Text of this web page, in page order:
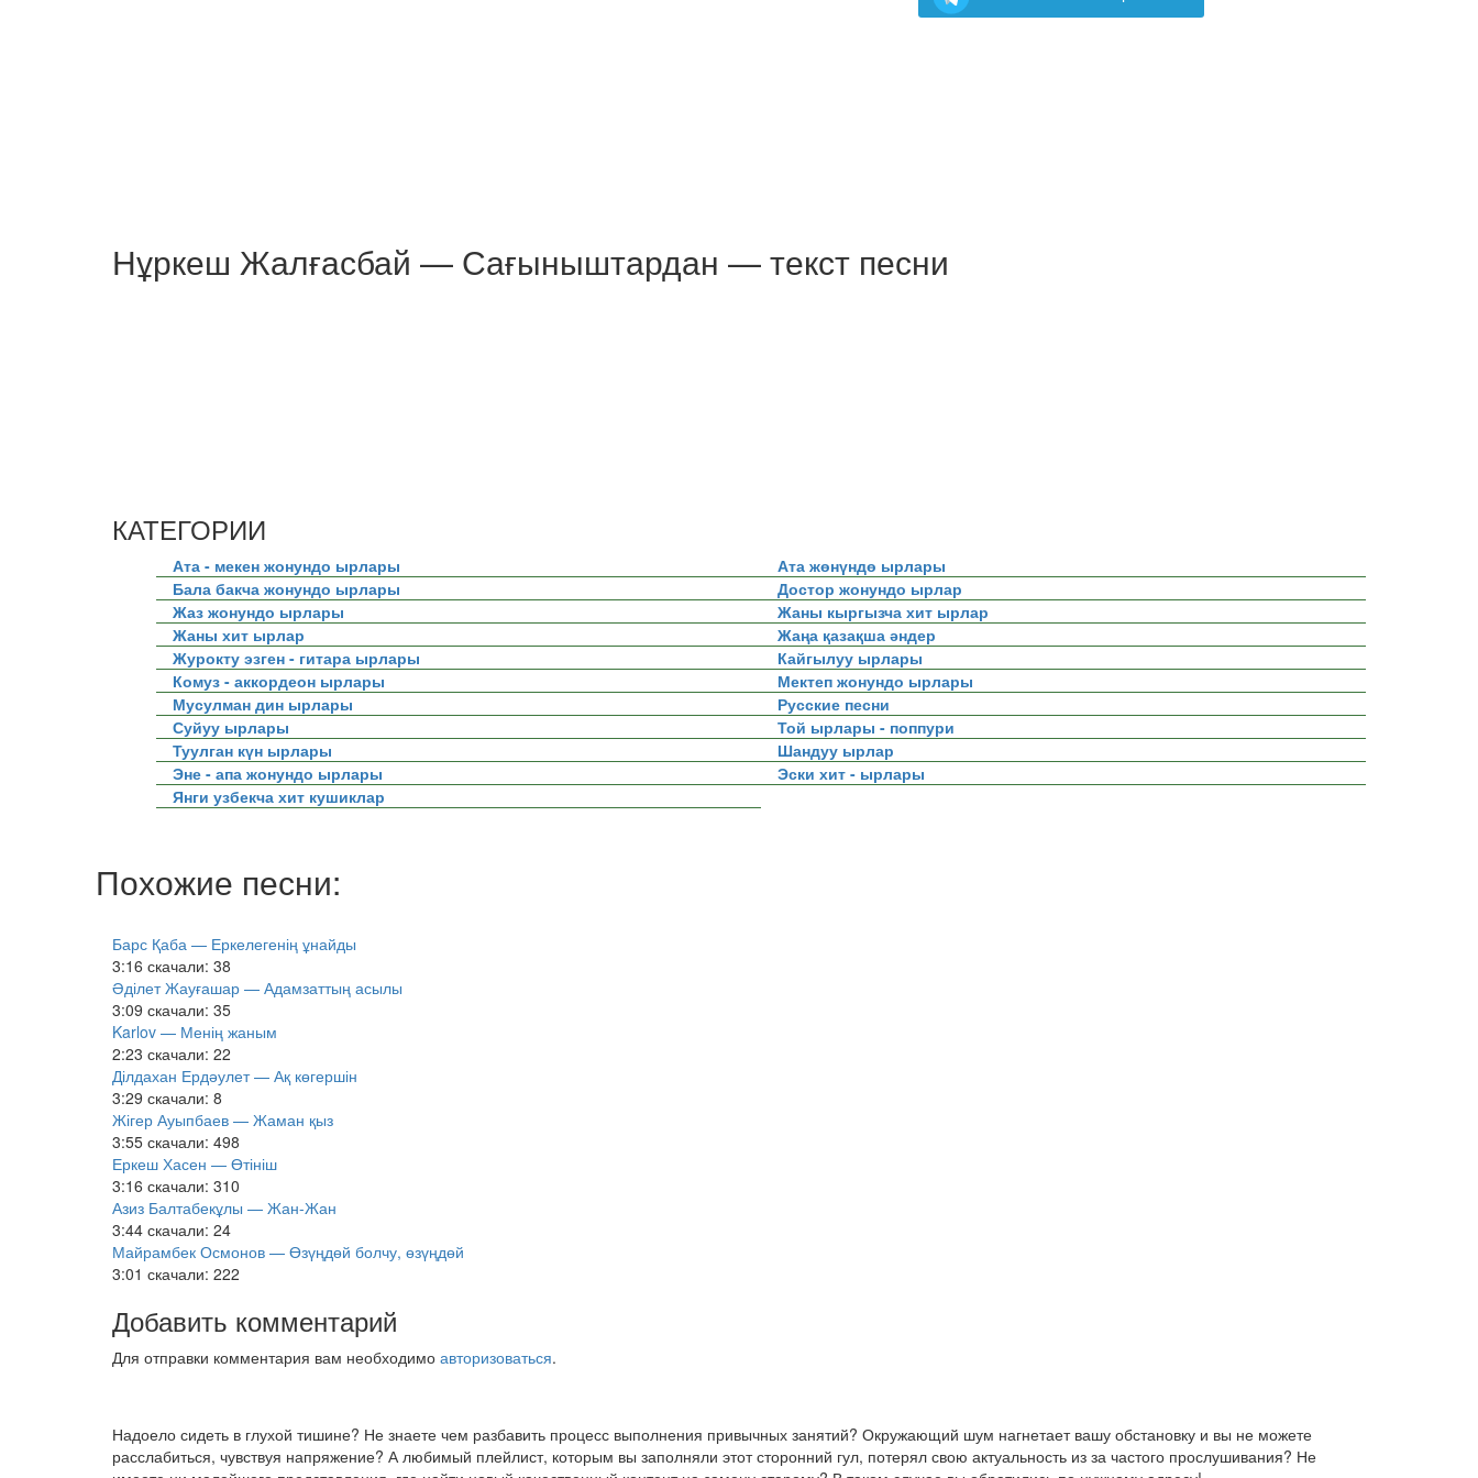
Нұркеш Жалғасбай — Сағыныштардан — текст песни
КАТЕГОРИИ
Ата - мекен жонундо ырлары
Ата жөнүндө ырлары
Бала бакча жонундо ырлары
Достор жонундо ырлар
Жаз жонундо ырлары
Жаны кыргызча хит ырлар
Жаны хит ырлар
Жаңа қазақша әндер
Журокту эзген - гитара ырлары
Кайгылуу ырлары
Комуз - аккордеон ырлары
Мектеп жонундо ырлары
Мусулман дин ырлары
Русские песни
Суйуу ырлары
Той ырлары - поппури
Туулган күн ырлары
Шандуу ырлар
Эне - апа жонундо ырлары
Эски хит - ырлары
Янги узбекча хит кушиклар
Похожие песни:
Барс Қаба — Еркелегенің ұнайды
3:16 скачали: 38
Әділет Жауғашар — Адамзаттың асылы
3:09 скачали: 35
Karlov — Менің жаным
2:23 скачали: 22
Ділдахан Ердәулет — Ақ көгершін
3:29 скачали: 8
Жігер Ауыпбаев — Жаман қыз
3:55 скачали: 498
Еркеш Хасен — Өтініш
3:16 скачали: 310
Азиз Балтабекұлы — Жан-Жан
3:44 скачали: 24
Майрамбек Осмонов — Өзүңдөй болчу, өзүңдөй
3:01 скачали: 222
Добавить комментарий
Для отправки комментария вам необходимо авторизоваться.
Надоело сидеть в глухой тишине? Не знаете чем разбавить процесс выполнения привычных занятий? Окружающий шум нагнетает вашу обстановку и вы не можете
расслабиться, чувствуя напряжение? А любимый плейлист, которым вы заполняли этот сторонний гул, потерял свою актуальность из за частого прослушивания? Не